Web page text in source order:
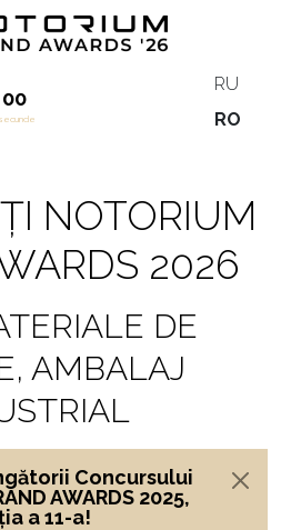
00
secunde
RU
RO
NOTORIUM
2026
DE
AMBALAJ
Concursului
AWARDS 2025,
a 11-a!